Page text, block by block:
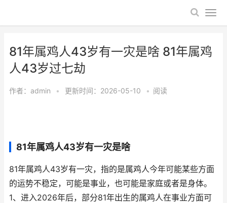
81年属鸡人43岁有一灾是啥 81年属鸡
人43岁过七劫
作者： admin • 更新时间：2026-05-10 • 阅读
81年属鸡人43岁有一灾是啥
81年属鸡人43岁有一灾，指的是属鸡人今年可能某些方面
的运势不稳定，可能是事业，也可能是家庭或者是身体。
1、进入2026年后，部分81年出生的属鸡人在事业方面可